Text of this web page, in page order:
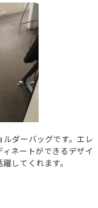
ダーバッグです。エレ
ネートができるデザイ
してくれます。